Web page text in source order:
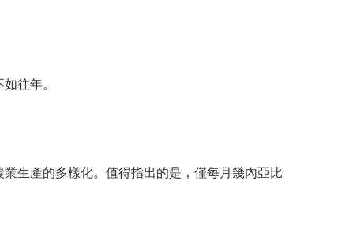
往年。
生產的多樣化。值得指出的是，僅每月幾內亞比